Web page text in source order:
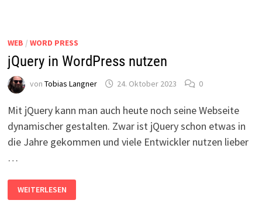
WEB / WORD PRESS
jQuery in WordPress nutzen
von Tobias Langner 24. Oktober 2023 0
Mit jQuery kann man auch heute noch seine Webseite
dynamischer gestalten. Zwar ist jQuery schon etwas in
die Jahre gekommen und viele Entwickler nutzen lieber
…
JQUERY
IN
WORDPRESS
WEITERLESEN